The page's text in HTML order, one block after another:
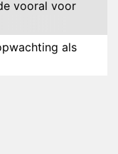
vooral voor
als